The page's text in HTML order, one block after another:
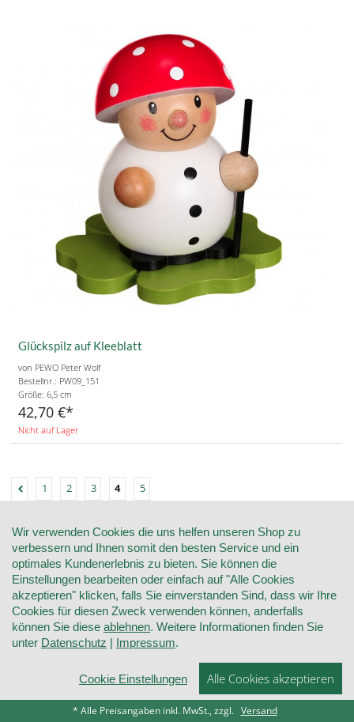
Glückspilz auf Kleeblatt
von PEWO Peter Wolf
Bestellnr.: PW09_151
Größe: 6,5 cm
42,70 €
Nicht auf Lager
1 2 3 4 5
NEWSLETTER
* Alle Preisangaben inkl. MwSt., zzgl. Versand
Wir verwenden Cookies die uns helfen unseren Shop zu
verbessern und Ihnen somit den besten Service und ein
optimales Kundenerlebnis zu bieten. Sie können die
Einstellungen bearbeiten oder einfach auf "Alle Cookies
akzeptieren" klicken, falls Sie einverstanden Sind, dass wir Ihre
Cookies für diesen Zweck verwenden können, anderfalls
können Sie diese ablehnen. Weitere Informationen finden Sie
unter Datenschutz | Impressum.
Cookie Einstellungen Alle Cookies akzeptieren